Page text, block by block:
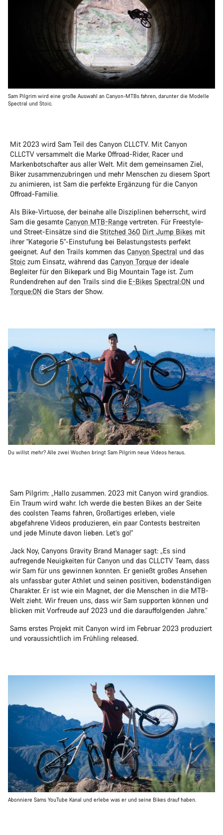
Sam Pilgrim wird eine große Auswahl an Canyon-MTBs fahren, darunter die Modelle
Spectral und Stoic.
Mit 2023 wird Sam Teil des Canyon CLLCTV. Mit Canyon
CLLCTV versammelt die Marke Offroad-Rider, Racer und
Markenbotschafter aus aller Welt. Mit dem gemeinsamen Ziel,
Biker zusammenzubringen und mehr Menschen zu diesem Sport
zu animieren, ist Sam die perfekte Ergänzung für die Canyon
Offroad-Familie.
Als Bike-Virtuose, der beinahe alle Disziplinen beherrscht, wird
Sam die gesamte Canyon MTB-Range vertreten. Für Freestyle-
und Street-Einsätze sind die Stitched 360 Dirt Jump Bikes mit
ihrer "Kategorie 5"-Einstufung bei Belastungstests perfekt
geeignet. Auf den Trails kommen das Canyon Spectral und das
Stoic zum Einsatz, während das Canyon Torque der ideale
Begleiter für den Bikepark und Big Mountain Tage ist. Zum
Rundendrehen auf den Trails sind die E-Bikes Spectral:ON und
Torque:ON die Stars der Show.
Du willst mehr? Alle zwei Wochen bringt Sam Pilgrim neue Videos heraus.
Sam Pilgrim: „Hallo zusammen. 2023 mit Canyon wird grandios.
Ein Traum wird wahr. Ich werde die besten Bikes an der Seite
des coolsten Teams fahren, Großartiges erleben, viele
abgefahrene Videos produzieren, ein paar Contests bestreiten
und jede Minute davon lieben. Let’s go!“
Jack Noy, Canyons Gravity Brand Manager sagt: „Es sind
aufregende Neuigkeiten für Canyon und das CLLCTV Team, dass
wir Sam für uns gewinnen konnten. Er genießt großes Ansehen
als unfassbar guter Athlet und seinen positiven, bodenständigen
Charakter. Er ist wie ein Magnet, der die Menschen in die MTB-
Welt zieht. Wir freuen uns, dass wir Sam supporten können und
blicken mit Vorfreude auf 2023 und die darauffolgenden Jahre.“
Sams erstes Projekt mit Canyon wird im Februar 2023 produziert
und voraussichtlich im Frühling released.
Abonniere Sams YouTube Kanal und erlebe was er und seine Bikes drauf haben.